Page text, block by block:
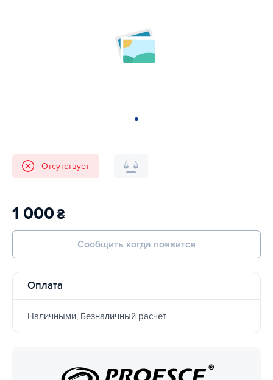
Отсутствует
1 000₴
Сообщить когда появится
Оплата
Наличными, Безналичный расчет